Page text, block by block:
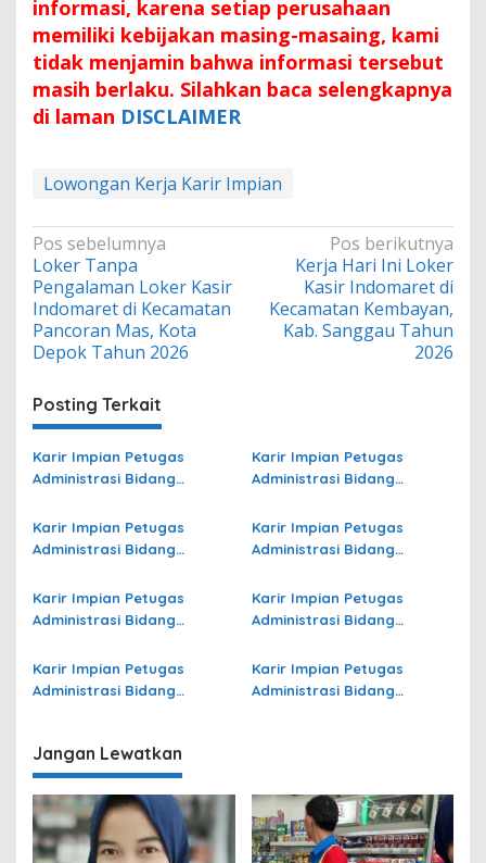
informasi, karena setiap perusahaan
memiliki kebijakan masing-masaing, kami
tidak menjamin bahwa informasi tersebut
masih berlaku. Silahkan baca selengkapnya
di laman DISCLAIMER
Lowongan Kerja Karir Impian
Navigasi
pos
Pos sebelumnya
Loker Tanpa
Pengalaman Loker Kasir
Indomaret di Kecamatan
Pancoran Mas, Kota
Depok Tahun 2026
Pos berikutnya
Kerja Hari Ini Loker
Kasir Indomaret di
Kecamatan Kembayan,
Kab. Sanggau Tahun
2026
Posting Terkait
Karir Impian Petugas
Administrasi Bidang
di Sorong Selatan Terbaru
Karir Impian Petugas
Administrasi Bidang
di Kota Dumai Terbaru
Karir Impian Petugas
Administrasi Bidang
di Boalemo Terbaru
Karir Impian Petugas
Administrasi Bidang
Terbaru
Karir Impian Petugas
Administrasi Bidang
di Yahukimo Terbaru
Karir Impian Petugas
Administrasi Bidang
Terbaru
Karir Impian Petugas
Administrasi Bidang
Karir Impian Petugas
Administrasi Bidang
Jangan Lewatkan